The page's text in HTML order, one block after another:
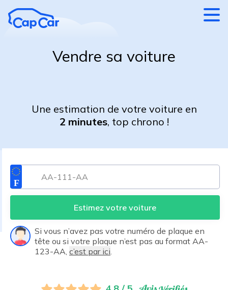
Vendre sa voiture
Une estimation de votre voiture en
2 minutes, top chrono !
Estimez votre voiture
Si vous n’avez pas votre numéro de plaque en
tête ou si votre plaque n’est pas au format AA-
123-AA, c’est par ici